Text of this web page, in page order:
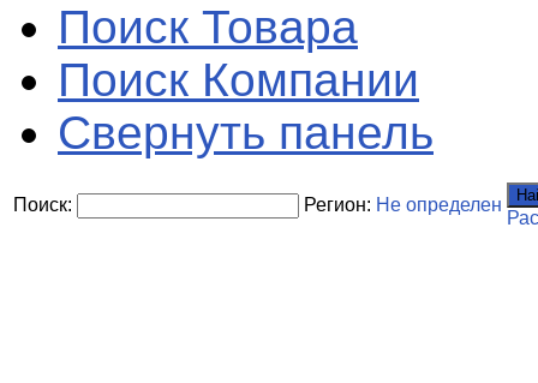
Поиск Товара
Поиск Компании
Свернуть панель
Поиск: Регион: Не определен